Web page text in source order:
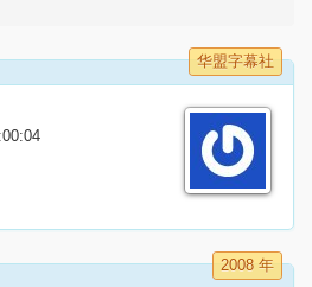
华盟字幕社
2008 年